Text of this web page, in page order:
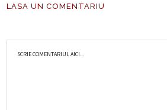
LASA UN COMENTARIU